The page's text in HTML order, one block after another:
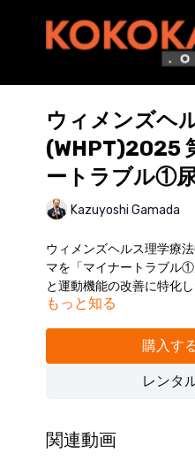
ウィメンズヘ
(WHPT)2025
ートラブル①
Kazuyoshi Gamada
ウィメンズヘルス理学療
マを「マイナートラブル
と運動機能の改善に特化
尿もれの予防と改善に必
開催日：2026年1月11日（
※受講者様の実技風景は
（講師：蒲田和芳）
もっと知る
購入す
レンタ
関連動画